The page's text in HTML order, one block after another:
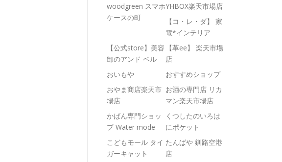
woodgreen スマホ
ケースの町
YHBOX楽天市場店
【コ・レ・ダ】 家
電*インテリア
【公式store】美容
卸のアンド ベル
【革ee】 楽天市場
店
おいもや
おすすめショップ
おやま商店楽天市
場店
お酒の専門店 リカ
マン楽天市場店
かばん専門ショッ
プ Water mode
くつしたのいろは
にポケット
こどもモール タイ
ガーキャット
たんばや 釧路空港
店